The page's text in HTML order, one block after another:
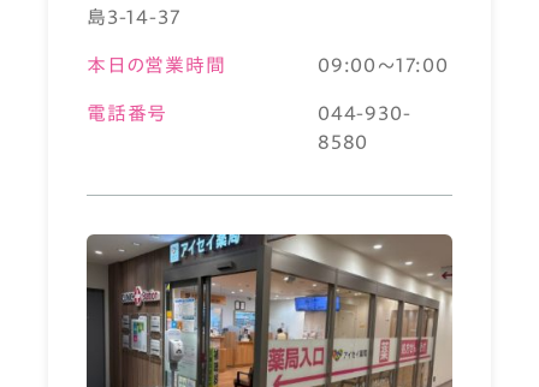
島3-14-37
本日の営業時間 09:00～17:00
電話番号
044-930-
8580